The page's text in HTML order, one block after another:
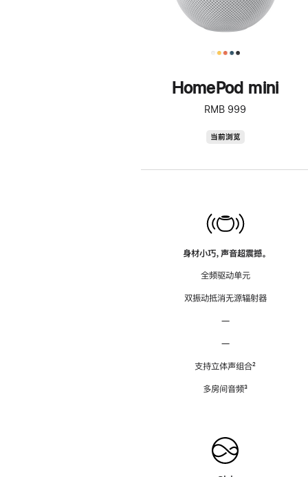
HomePod mini
RMB 999
当前浏览
身材小巧，声音超震撼。
全频驱动单元
双振动抵消无源辐射器
—
—
支持立体声组合脚
²
多房间音频脚
³